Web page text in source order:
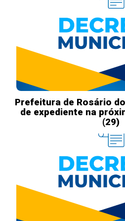
Prefeitura de Rosário
de expediente na
(29)